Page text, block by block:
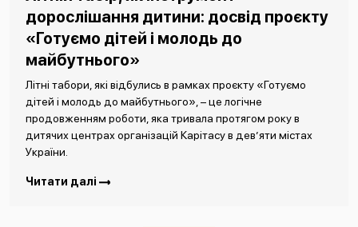
дорослішання дитини: досвід проєкту
«Готуємо дітей і молодь до
майбутнього»
Літні табори, які відбулись в рамках проєкту «Готуємо
дітей і молодь до майбутнього», – це логічне
продовженням роботи, яка тривала протягом року в
дитячих центрах організацій Карітасу в дев’яти містах
України.
Читати далі